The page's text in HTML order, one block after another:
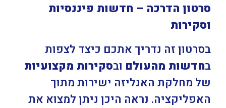
סרטון הדרכה – חדשות פיננסיות
וסקירות
בסרטון זה נדריך אתכם כיצד לצפות
בחדשות מהעולם ובסקירות מקצועיות
של מחלקת האנליזה ישירות מתוך
האפליקציה. נראה היכן ניתן למצוא את